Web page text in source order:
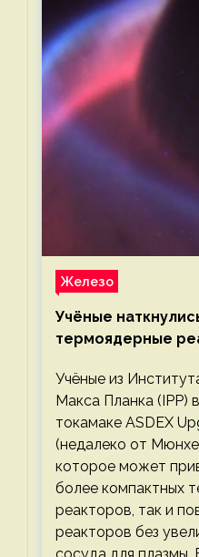
Железо
Учёные
термоядерные
Учёные из
Макса Планка (IPP)
токамаке ASDEX
(недалеко от
которое может
более компактных
реакторов, так и
реакторов без